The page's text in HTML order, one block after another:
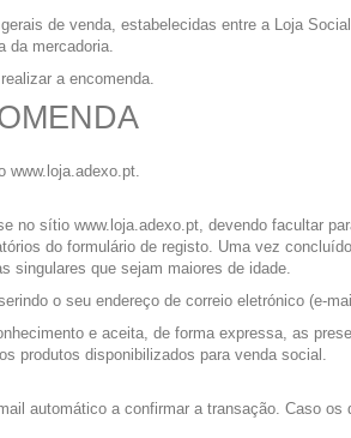
de venda, estabelecidas entre a Loja
da mercadoria.
a encomenda.
www.loja.adexo.pt.
no sítio www.loja.adexo.pt, devendo facultar
do formulário de registo. Uma vez
singulares que sejam maiores de idade.
o seu endereço de correio eletrónico (e-
e aceita, de forma expressa, as
produtos disponibilizados para venda social.
automático a confirmar a transação. Caso